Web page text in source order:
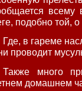
всему
подобно той,
Где, в гареме
проводит
Также много
домашнем